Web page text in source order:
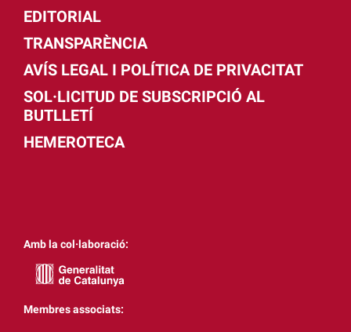
EDITORIAL
TRANSPARÈNCIA
AVÍS LEGAL I POLÍTICA DE PRIVACITAT
SOL·LICITUD DE SUBSCRIPCIÓ AL
BUTLLETÍ
HEMEROTECA
Amb la col·laboració:
Membres associats: